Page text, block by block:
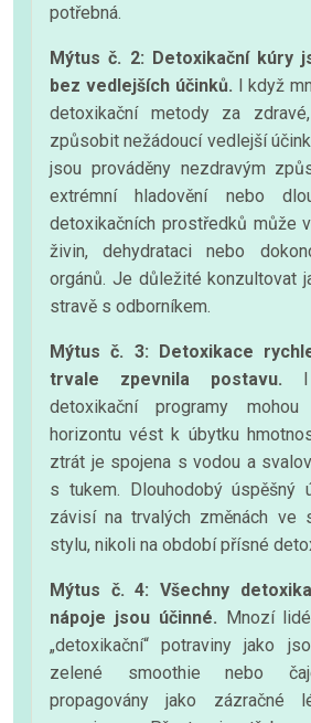
potřebná.
Mýtus č. 2: Detoxikační kúry
bez vedlejších účinků. I když
detoxikační metody za
způsobit nežádoucí vedlejší
jsou prováděny nezdravým
extrémní hladovění nebo
detoxikačních prostředků může
živin, dehydrataci nebo
orgánů. Je důležité konzultovat
stravě s odborníkem.
Mýtus č. 3: Detoxikace
trvale zpevnila postavu. I
detoxikační programy
horizontu vést k úbytku
ztrát je spojena s vodou a
s tukem. Dlouhodobý úspěšný
závisí na trvalých změnách ve
stylu, nikoli na období přísné
Mýtus č. 4: Všechny
nápoje jsou účinné. Mnozí
„detoxikační“ potraviny jako
zelené smoothie nebo
propagovány jako zázračné